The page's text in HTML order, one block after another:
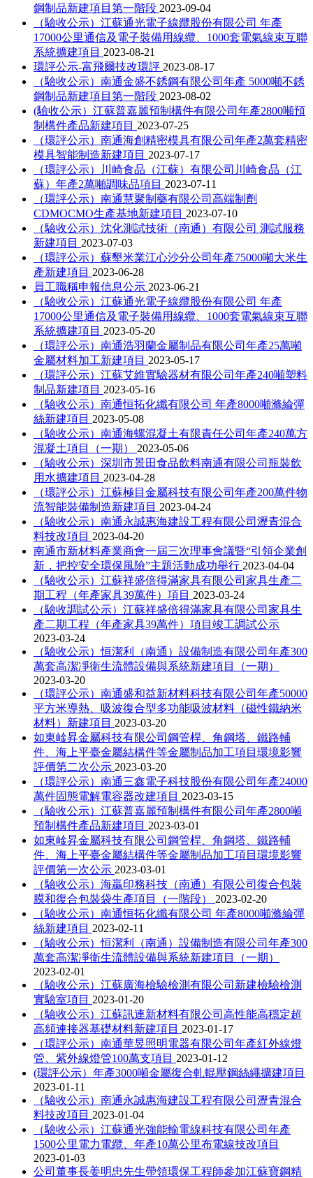
鋼制品新建項目第一階段 2023-09-04
（驗收公示）江蘇通光電子線纜股份有限公司 年產
17000公里通信及電子裝備用線纜、1000套電氣線束互聯
系統擴建項目 2023-08-21
環評公示-富飛爾技改環評 2023-08-17
（驗收公示）南通金盛不銹鋼有限公司年產 5000噸不銹
鋼制品新建項目第一階段 2023-08-02
(驗收公示）江蘇普嘉麗預制構件有限公司年產2800噸預
制構件產品新建項目 2023-07-25
（環評公示）南通海創精密模具有限公司年產2萬套精密
模具智能制造新建項目 2023-07-17
（環評公示）川崎食品（江蘇）有限公司川崎食品（江
蘇）年產2萬噸調味品項目 2023-07-11
（環評公示）南通慧聚制藥有限公司高端制劑
CDMOCMO生產基地新建項目 2023-07-10
（驗收公示）沈化測試技術（南通）有限公司 測試服務
新建項目 2023-07-03
（環評公示）蘇墾米業江心沙分公司年產75000噸大米生
產新建項目 2023-06-28
員工職稱申報信息公示 2023-06-21
（驗收公示）江蘇通光電子線纜股份有限公司 年產
17000公里通信及電子裝備用線纜、1000套電氣線束互聯
系統擴建項目 2023-05-20
（環評公示）南通浩羽蘭金屬制品有限公司年產25萬噸
金屬材料加工新建項目 2023-05-17
（環評公示）江蘇艾維實驗器材有限公司年產240噸塑料
制品新建項目 2023-05-16
（驗收公示）南通恒拓化纖有限公司 年產8000噸滌綸彈
絲新建項目 2023-05-08
（驗收公示）南通海螺混凝土有限責任公司年產240萬方
混凝土項目（一期） 2023-05-06
（驗收公示）深圳市景田食品飲料南通有限公司瓶裝飲
用水擴建項目 2023-04-28
（環評公示）江蘇極目金屬科技有限公司年產200萬件物
流智能裝備制造新建項目 2023-04-24
（驗收公示）南通永誠惠海建設工程有限公司瀝青混合
料技改項目 2023-04-20
南通市新材料產業商會一屆三次理事會議暨“引領企業創
新，把控安全環保風險”主題活動成功舉行 2023-04-04
（驗收公示）江蘇祥盛倍得滿家具有限公司家具生產二
期工程（年產家具39萬件）項目 2023-03-24
（驗收調試公示）江蘇祥盛倍得滿家具有限公司家具生
產二期工程（年產家具39萬件）項目竣工調試公示
2023-03-24
（驗收公示）恒潔利（南通）設備制造有限公司年產300
萬套高潔凈衛生流體設備與系統新建項目（一期）
2023-03-20
（環評公示）南通盛和益新材料科技有限公司年產50000
平方米導熱、吸波復合型多功能吸波材料（磁性鐵納米
材料）新建項目 2023-03-20
如東崯昇金屬科技有限公司鋼管桿、角鋼塔、鐵路輔
件、海上平臺金屬結構件等金屬制品加工項目環境影響
評價第二次公示 2023-03-20
（環評公示）南通三鑫電子科技股份有限公司年產24000
萬件固態電解電容器改建項目 2023-03-15
（驗收公示）江蘇普嘉麗預制構件有限公司年產2800噸
預制構件產品新建項目 2023-03-01
如東崯昇金屬科技有限公司鋼管桿、角鋼塔、鐵路輔
件、海上平臺金屬結構件等金屬制品加工項目環境影響
評價第一次公示 2023-03-01
（驗收公示）海贏印務科技（南通）有限公司復合包裝
膜和復合包裝袋生產項目（一階段） 2023-02-20
（驗收公示）南通恒拓化纖有限公司 年產8000噸滌綸彈
絲新建項目 2023-02-11
（驗收公示）恒潔利（南通）設備制造有限公司年產300
萬套高潔凈衛生流體設備與系統新建項目（一期）
2023-02-01
（驗收公示）江蘇廣海檢驗檢測有限公司新建檢驗檢測
實驗室項目 2023-01-20
（驗收公示）江蘇訊連新材料有限公司高性能高穩定超
高頻連接器基礎材料新建項目 2023-01-17
（環評公示）南通華昱照明電器有限公司年產紅外線燈
管、紫外線燈管100萬支項目 2023-01-12
(環評公示）年產3000噸金屬復合軋輥壓鋼絲繩擴建項目
2023-01-11
（驗收公示）南通永誠惠海建設工程有限公司瀝青混合
料技改項目 2023-01-04
（驗收公示）江蘇通光強能輸電線科技有限公司年產
1500公里電力電纜、年產10萬公里布電線技改項目
2023-01-03
公司董事長姜明忠先生帶領環保工程師參加江蘇寶鋼精